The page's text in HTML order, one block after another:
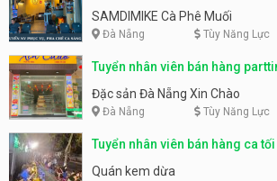
SAMDIMIKE Cà Phê Muối
Đà Nẵng Tùy Năng Lực
Tuyển nhân viên bán hàng
Nẵng
Đặc sản Đà Nẵng Xin Chào
Đà Nẵng Tùy Năng Lực
Tuyển nhân viên bán hàng ca tối
Quán kem dừa